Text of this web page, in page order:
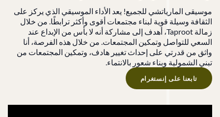
موسيقى المارياتشي للجميع! يعد الأداء الموسيقي الذي يركز على
الثقافة وسيلة قوية لبناء مجتمعات أقوى وأكثر ترابطًا. من خلال
زمالة Taproot، أهدف إلى مشاركة أنه لا بأس من الإبداع عند
السعي للتواصل وتمكين المجتمعات. من خلال هذه الفرصة، أنا
واثق من قدرتي على إحداث تغيير هادف، وتمكين المجتمعات من
تبني الشمولية وبناء شعور بالانتماء.
تابعنا على إنستغرام